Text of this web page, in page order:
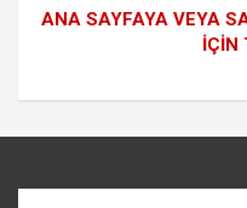
ANA SAYFAYA VEYA
İÇİN